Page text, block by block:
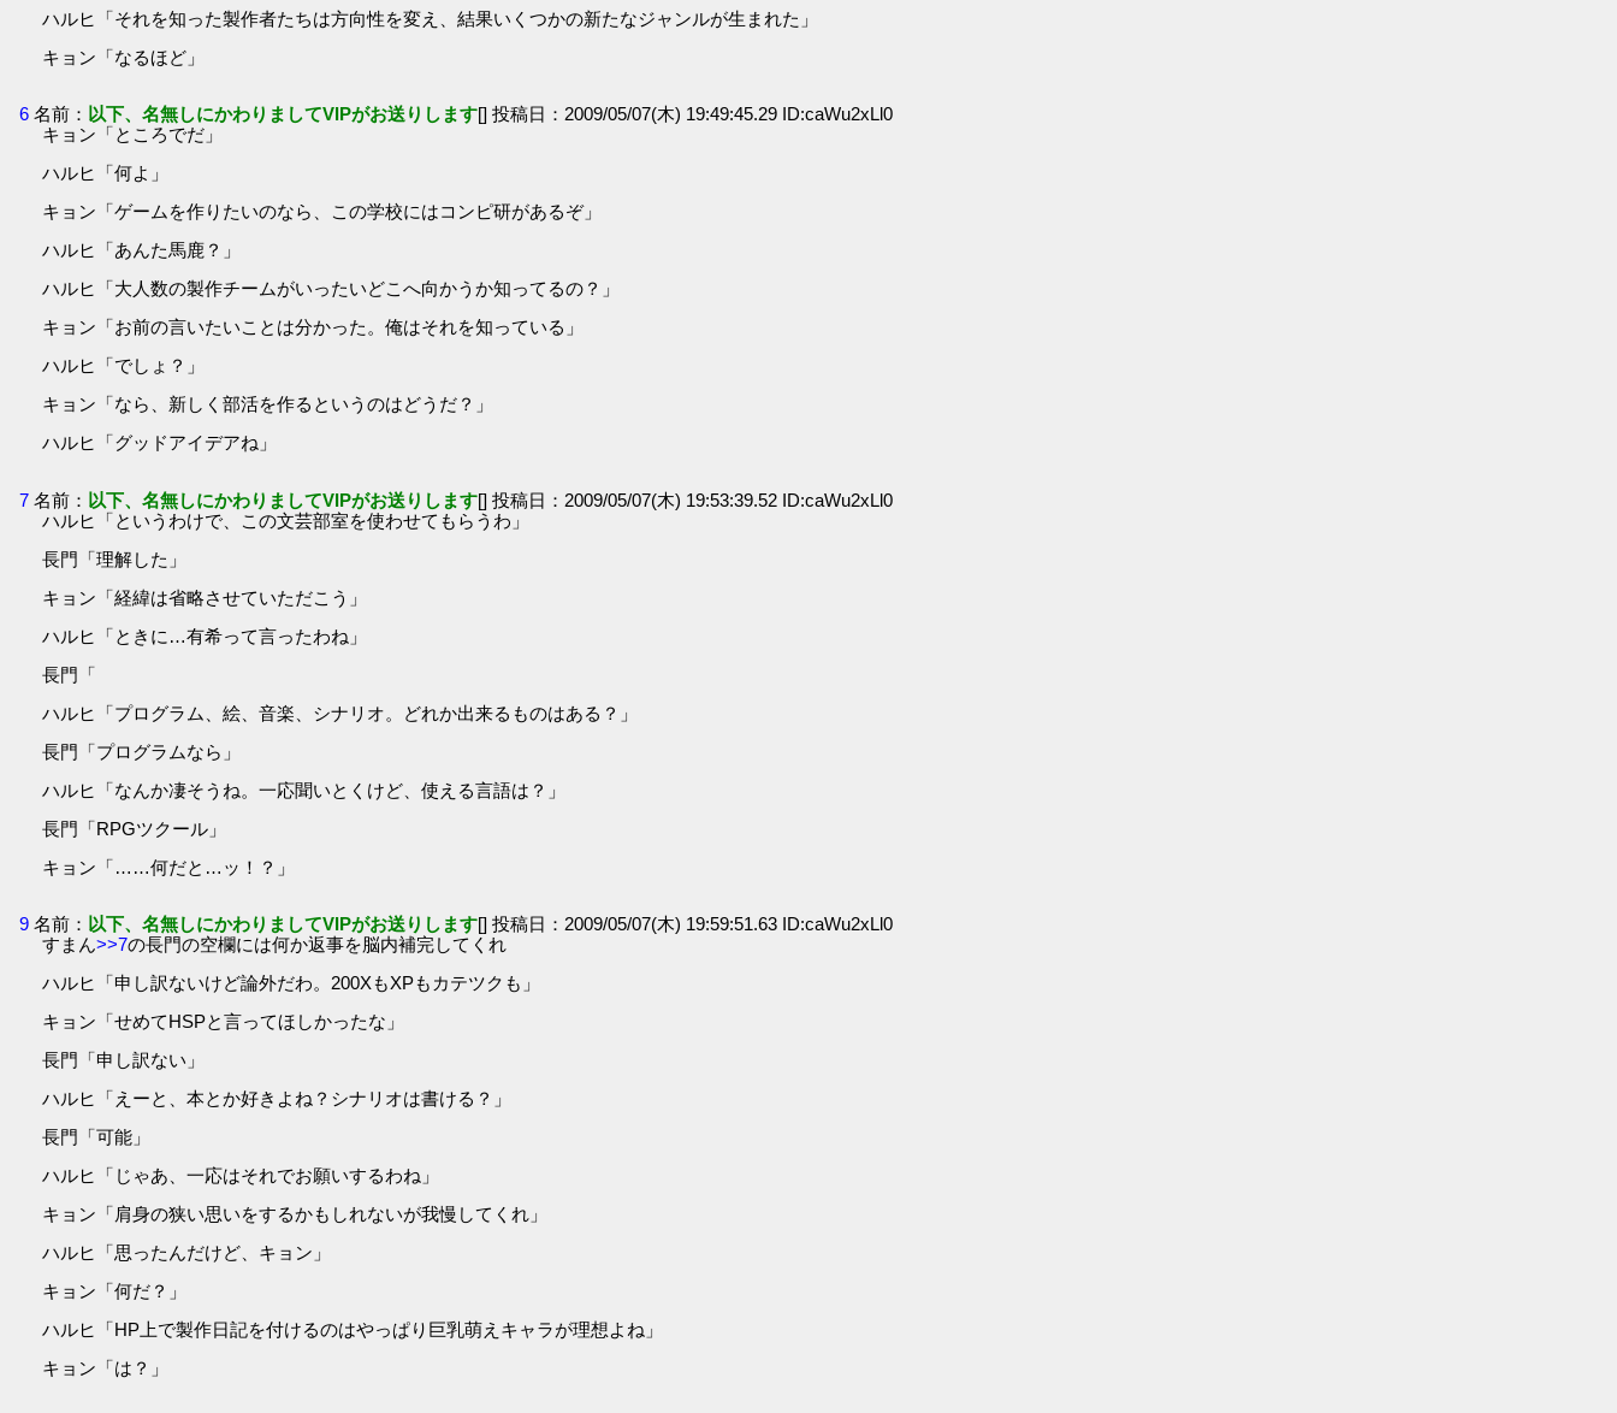
ハルヒ「それを知った製作者たちは方向性を変え、結果いくつかの新たなジャンルが生まれた」
キョン「なるほど」
6 名前： 以下、名無しにかわりましてVIPがお送りします[] 投稿日：2009/05/07(木) 19:49:45.29 ID:caWu2xLl0
キョン「ところでだ」
ハルヒ「何よ」
キョン「ゲームを作りたいのなら、この学校にはコンピ研があるぞ」
ハルヒ「あんた馬鹿？」
ハルヒ「大人数の製作チームがいったいどこへ向かうか知ってるの？」
キョン「お前の言いたいことは分かった。俺はそれを知っている」
ハルヒ「でしょ？」
キョン「なら、新しく部活を作るというのはどうだ？」
ハルヒ「グッドアイデアね」
7 名前： 以下、名無しにかわりましてVIPがお送りします[] 投稿日：2009/05/07(木) 19:53:39.52 ID:caWu2xLl0
ハルヒ「というわけで、この文芸部室を使わせてもらうわ」
長門「理解した」
キョン「経緯は省略させていただこう」
ハルヒ「ときに…有希って言ったわね」
長門「
ハルヒ「プログラム、絵、音楽、シナリオ。どれか出来るものはある？」
長門「プログラムなら」
ハルヒ「なんか凄そうね。一応聞いとくけど、使える言語は？」
長門「RPGツクール」
キョン「……何だと…ッ！？」
9 名前： 以下、名無しにかわりましてVIPがお送りします[] 投稿日：2009/05/07(木) 19:59:51.63 ID:caWu2xLl0
すまん>>7の長門の空欄には何か返事を脳内補完してくれ
ハルヒ「申し訳ないけど論外だわ。200XもXPもカテツクも」
キョン「せめてHSPと言ってほしかったな」
長門「申し訳ない」
ハルヒ「えーと、本とか好きよね？シナリオは書ける？」
長門「可能」
ハルヒ「じゃあ、一応はそれでお願いするわね」
キョン「肩身の狭い思いをするかもしれないが我慢してくれ」
ハルヒ「思ったんだけど、キョン」
キョン「何だ？」
ハルヒ「HP上で製作日記を付けるのはやっぱり巨乳萌えキャラが理想よね」
キョン「は？」